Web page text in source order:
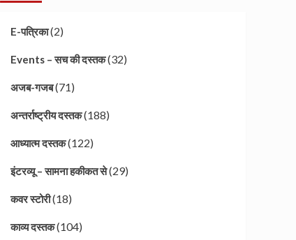
E-पत्रिका(2)
Events – सच की दस्तक(32)
अजब-गजब(71)
अन्तर्राष्ट्रीय दस्तक(188)
आध्यात्म दस्तक(122)
इंटरव्यू – सामना हकीकत से(29)
कवर स्टोरी(18)
काव्य दस्तक(104)